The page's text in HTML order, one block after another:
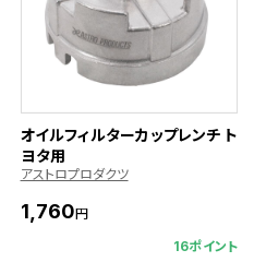
オイルフィルターカップレンチ ト
ヨタ用
アストロプロダクツ
1,760円
16ポイント